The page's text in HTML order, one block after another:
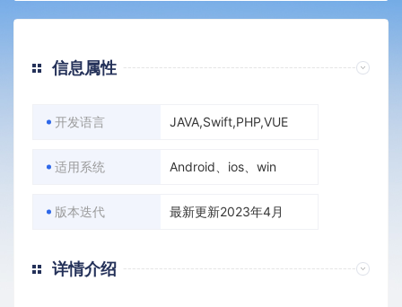
信息属性
开发语言 JAVA,Swift,PHP,VUE
适用系统 Android、ios、win
版本迭代 最新更新2023年4月
详情介绍